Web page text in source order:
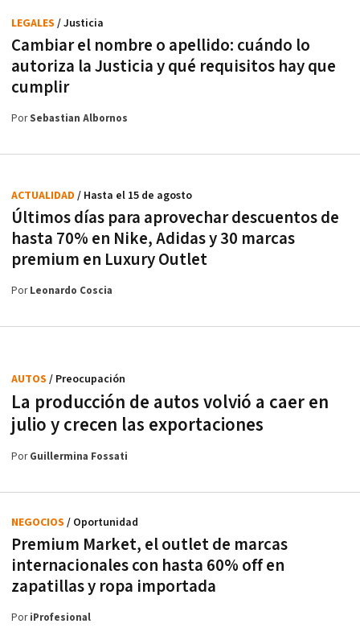
Cambiar el nombre o apellido: cuándo lo
autoriza la Justicia y qué requisitos hay que
cumplir
LEGALES / Justicia
PorSebastian Albornos
Últimos días para aprovechar descuentos de
hasta 70% en Nike, Adidas y 30 marcas
premium en Luxury Outlet
ACTUALIDAD / Hasta el 15 de agosto
PorLeonardo Coscia
La producción de autos volvió a caer en
julio y crecen las exportaciones
AUTOS / Preocupación
PorGuillermina Fossati
Premium Market, el outlet de marcas
internacionales con hasta 60% off en
zapatillas y ropa importada
NEGOCIOS / Oportunidad
PoriProfesional